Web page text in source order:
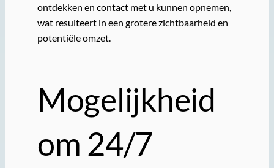
ontdekken en contact met u kunnen opnemen,
wat resulteert in een grotere zichtbaarheid en
potentiële omzet.
Mogelijkheid
om 24/7